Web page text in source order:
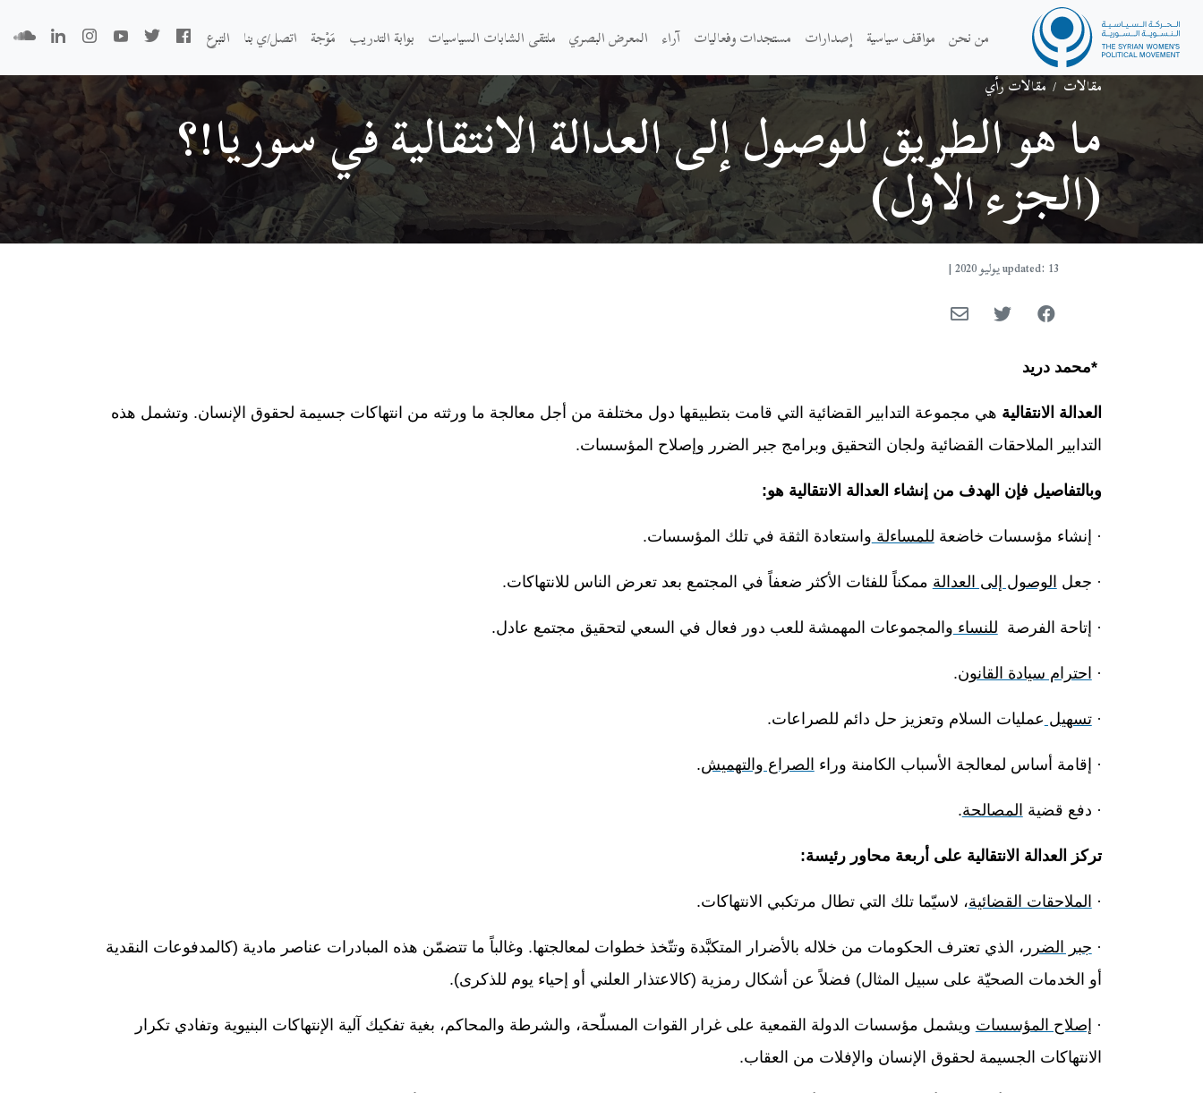
من نحن مواقف سياسية إصدارات مستجدات وفعاليات آراء المعرض البصري ملتقى الشابات السياسيات بوابة التدريب مَوْجة اتصل/ي بنا التبرع
مقالات / مقالات رأي
ما هو الطريق للوصول إلى العدالة الانتقالية في سوريا!؟
(الجزء الأول)
updated: 13 يوليو 2020 |
*محمد دريد
العدالة الانتقالية هي مجموعة التدابير القضائية التي قامت بتطبيقها دول مختلفة من أجل معالجة ما ورثته من انتهاكات جسيمة لحقوق الإنسان. وتشمل هذه
التدابير الملاحقات القضائية ولجان التحقيق وبرامج جبر الضرر وإصلاح المؤسسات.
وبالتفاصيل فإن الهدف من إنشاء العدالة الانتقالية هو:
· إنشاء مؤسسات خاضعة للمساءلة واستعادة الثقة في تلك المؤسسات.
· جعل الوصول إلى العدالة ممكناً للفئات الأكثر ضعفاً في المجتمع بعد تعرض الناس للانتهاكات.
· إتاحة الفرصة للنساء والمجموعات المهمشة للعب دور فعال في السعي لتحقيق مجتمع عادل.
· احترام سيادة القانون.
·تسهيل عمليات السلام وتعزيز حل دائم للصراعات.
· إقامة أساس لمعالجة الأسباب الكامنة وراء الصراع والتهميش.
· دفع قضية المصالحة.
تركز العدالة الانتقالية على أربعة محاور رئيسة:
· الملاحقات القضائية، لاسيّما تلك التي تطال مرتكبي الانتهاكات.
· جبر الضرر ، الذي تعترف الحكومات من خلاله بالأضرار المتكبَّدة وتتّخذ خطوات لمعالجتها. وغالباً ما تتضمّن هذه المبادرات عناصر مادية (كالمدفوعات النقدية
أو الخدمات الصحيّة على سبيل المثال) فضلاً عن أشكال رمزية (كالاعتذار العلني أو إحياء يوم للذكرى).
· إصلاح المؤسسات ويشمل مؤسسات الدولة القمعية على غرار القوات المسلّحة، والشرطة والمحاكم، بغية تفكيك آلية الإنتهاكات البنيوية وتفادي تكرار
الانتهاكات الجسيمة لحقوق الإنسان والإفلات من العقاب.